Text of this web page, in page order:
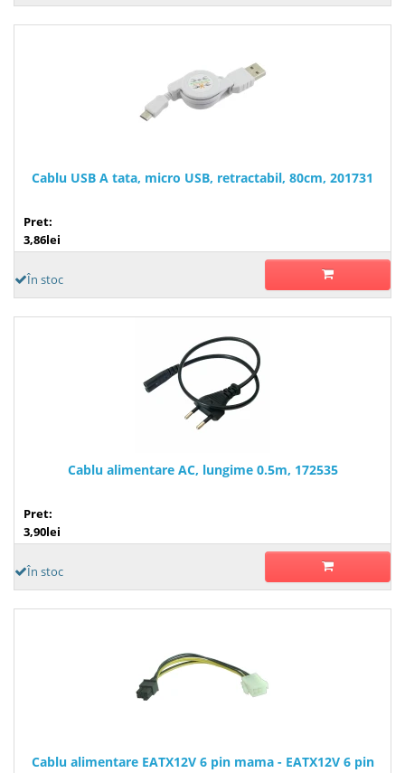
Cablu USB A tata, micro USB, retractabil, 80cm, 201731
Pret:
3,86lei
În stoc
Cablu alimentare AC, lungime 0.5m, 172535
Pret:
3,90lei
În stoc
Cablu alimentare EATX12V 6 pin mama - EATX12V 6 pin